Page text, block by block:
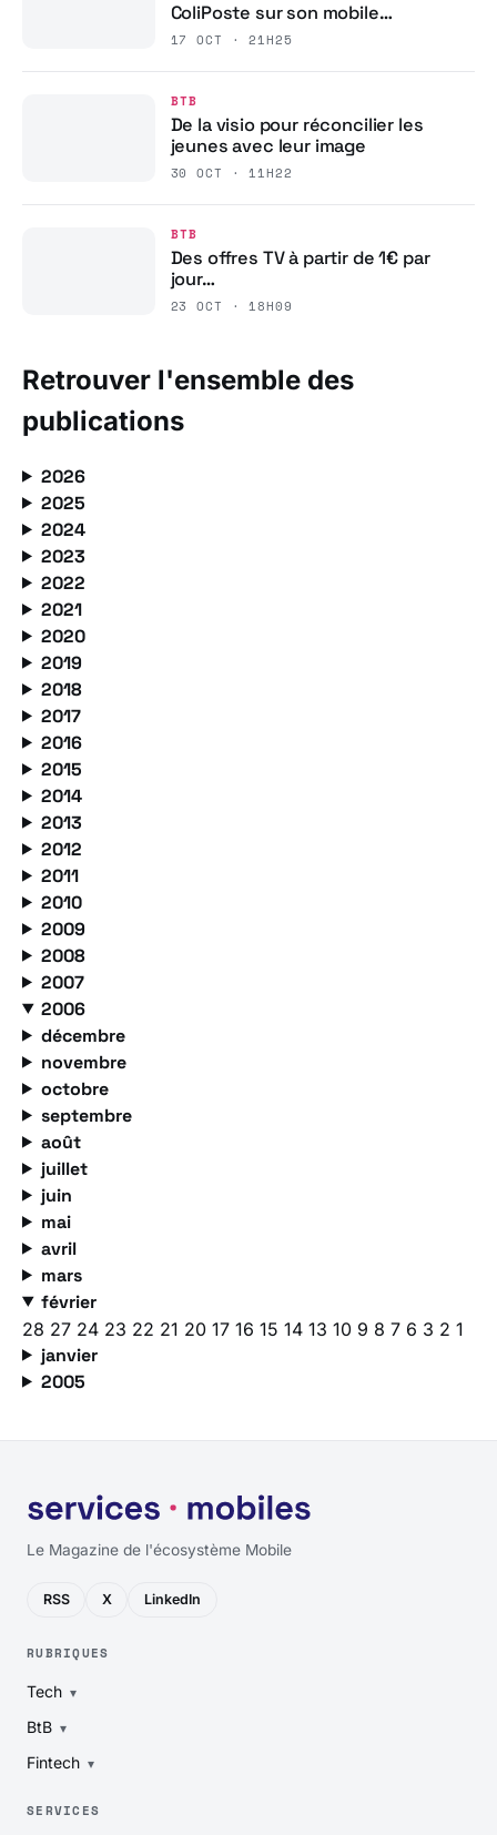
ColiPoste sur son mobile…
17 OCT · 21H25
BTB
De la visio pour réconcilier les
jeunes avec leur image
30 OCT · 11H22
BTB
Des offres TV à partir de 1€ par
jour…
23 OCT · 18H09
Retrouver l'ensemble des
publications
2026
2025
2024
2023
2022
2021
2020
2019
2018
2017
2016
2015
2014
2013
2012
2011
2010
2009
2008
2007
2006
décembre
novembre
octobre
septembre
août
juillet
juin
mai
avril
mars
février
28 27 24 23 22 21 20 17 16 15 14 13 10 9 8 7 6 3 2 1
janvier
2005
Le Magazine de l'écosystème Mobile
RSS X LinkedIn
RUBRIQUES
Tech
BtB
Fintech
SERVICES